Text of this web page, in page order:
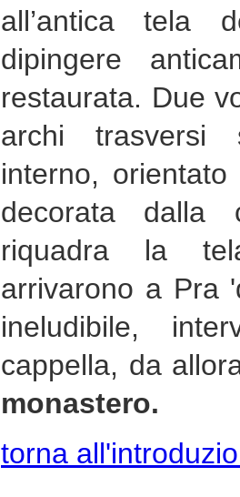
all’antica tela
dipingere
restaurata. Due
archi trasversi
interno,
decorata dalla
riquadra la
arrivarono a Pra
ineludibile,
cappella, da
monastero.
torna